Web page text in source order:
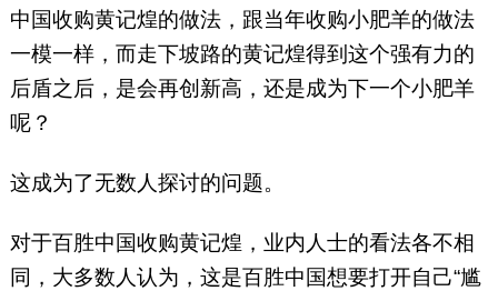
中国收购黄记煌的做法，跟当年收购小肥羊的做法
一模一样，而走下坡路的黄记煌得到这个强有力的
后盾之后，是会再创新高，还是成为下一个小肥羊
呢？
这成为了无数人探讨的问题。
对于百胜中国收购黄记煌，业内人士的看法各不相
同，大多数人认为，这是百胜中国想要打开自己“尴